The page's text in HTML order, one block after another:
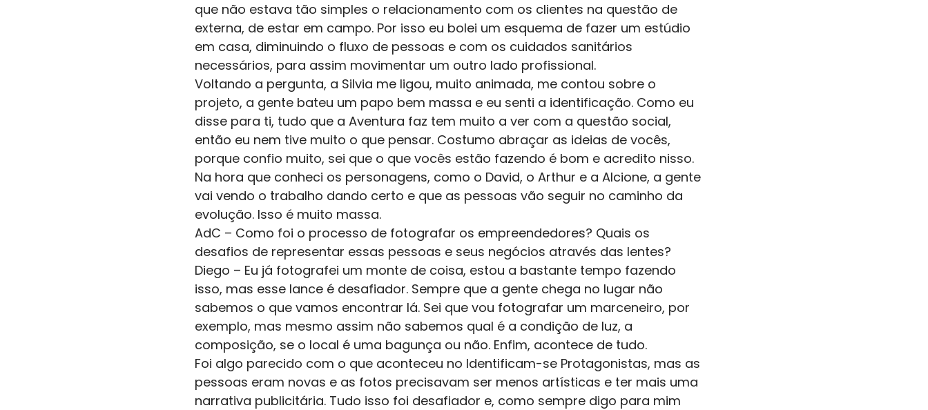
que não estava tão simples o relacionamento com os clientes na questão de
externa, de estar em campo. Por isso eu bolei um esquema de fazer um estúdio
em casa, diminuindo o fluxo de pessoas e com os cuidados sanitários
necessários, para assim movimentar um outro lado profissional.
Voltando a pergunta, a Silvia me ligou, muito animada, me contou sobre o
projeto, a gente bateu um papo bem massa e eu senti a identificação. Como eu
disse para ti, tudo que a Aventura faz tem muito a ver com a questão social,
então eu nem tive muito o que pensar. Costumo abraçar as ideias de vocês,
porque confio muito, sei que o que vocês estão fazendo é bom e acredito nisso.
Na hora que conheci os personagens, como o David, o Arthur e a Alcione, a gente
vai vendo o trabalho dando certo e que as pessoas vão seguir no caminho da
evolução. Isso é muito massa.
AdC – Como foi o processo de fotografar os empreendedores? Quais os
desafios de representar essas pessoas e seus negócios através das lentes?
Diego – Eu já fotografei um monte de coisa, estou a bastante tempo fazendo
isso, mas esse lance é desafiador. Sempre que a gente chega no lugar não
sabemos o que vamos encontrar lá. Sei que vou fotografar um marceneiro, por
exemplo, mas mesmo assim não sabemos qual é a condição de luz, a
composição, se o local é uma bagunça ou não. Enfim, acontece de tudo.
Foi algo parecido com o que aconteceu no Identificam-se Protagonistas, mas as
pessoas eram novas e as fotos precisavam ser menos artísticas e ter mais uma
narrativa publicitária. Tudo isso foi desafiador e, como sempre digo para mim